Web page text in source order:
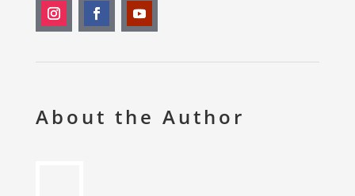
About the Author